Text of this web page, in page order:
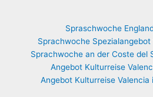
Spraschwoche
Sprachwoche Spezialangebot
Sprachwoche an der Coste del
Angebot Kulturreise
Angebot Kulturreise Valencia